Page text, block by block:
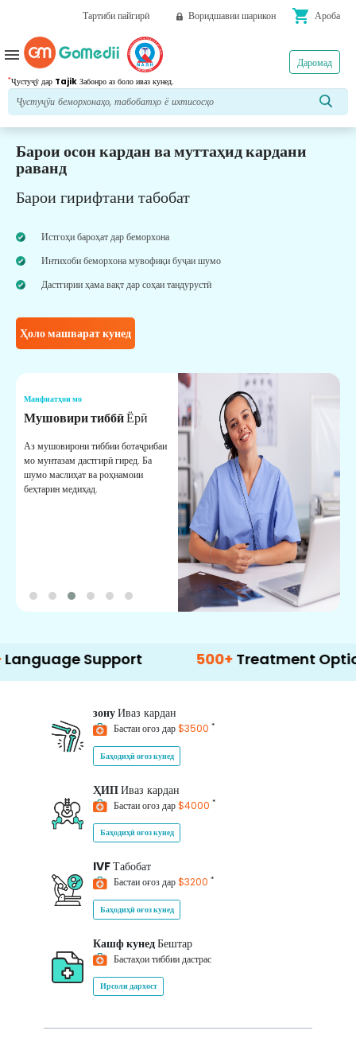
Тартиби пайгирӣ Воридшавии шарикон shopping_cart Ароба
*Ҷустуҷӯ дар Tajik Забонро аз боло иваз кунед.
Даромад
menu
Барои осон кардан ва муттаҳид кардани
раванд
Барои гирифтани табобат
Истгоҳи бароҳат дар беморхона
Интихоби беморхона мувофиқи буҷаи шумо
Дастгирии ҳама вақт дар соҳаи тандурустӣ
Ҳоло машварат кунед
Манфиатҳои мо
Мушовири тиббӣЁрӣ
Аз мушовирони тиббии ботаҷрибаи
мо мунтазам дастгирӣ гиред. Ба
шумо маслиҳат ва роҳнамоии
беҳтарин медиҳад.
Support 500+ Treatment Options
зонуИваз кардан
Бастаи оғоз дар$3500 *
Баҳодиҳӣ оғоз кунед
ҲИПИваз кардан
Бастаи оғоз дар$4000 *
Баҳодиҳӣ оғоз кунед
IVFТабобат
Бастаи оғоз дар$3200 *
Баҳодиҳӣ оғоз кунед
Кашф кунедБештар
Бастаҳои тиббии дастрас
Ирсоли дархост